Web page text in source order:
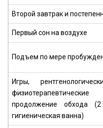
Второй завтрак и
Первый сон на воздухе
Подъем по мере
Игры,
продолжение обхода
гигиеническая ванна)